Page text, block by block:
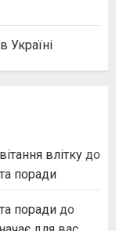
Україні
влітку до
поради
поради до